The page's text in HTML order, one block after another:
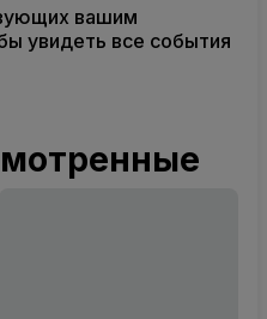
вашим
увидеть все события